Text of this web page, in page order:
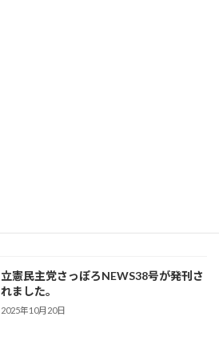
立憲民主党さっぽろNEWS38号が発刊さ
れました。
2025年10月20日